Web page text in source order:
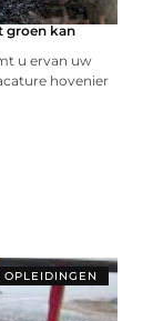
groen kan
u ervan uw
hovenier